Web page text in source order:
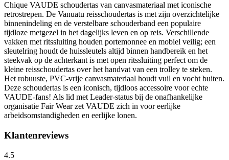
Chique VAUDE schoudertas van canvasmateriaal met iconische
retrostrepen. De Vanuatu reisschoudertas is met zijn overzichtelijke
binnenindeling en de verstelbare schouderband een populaire
tijdloze metgezel in het dagelijks leven en op reis. Verschillende
vakken met ritssluiting houden portemonnee en mobiel veilig; een
sleutelring houdt de huissleutels altijd binnen handbereik en het
steekvak op de achterkant is met open ritssluiting perfect om de
kleine reisschoudertas over het handvat van een trolley te steken.
Het robuuste, PVC-vrije canvasmateriaal houdt vuil en vocht buiten.
Deze schoudertas is een iconisch, tijdloos accessoire voor echte
VAUDE-fans! Als lid met Leader-status bij de onafhankelijke
organisatie Fair Wear zet VAUDE zich in voor eerlijke
arbeidsomstandigheden en eerlijke lonen.
Klantenreviews
4.5